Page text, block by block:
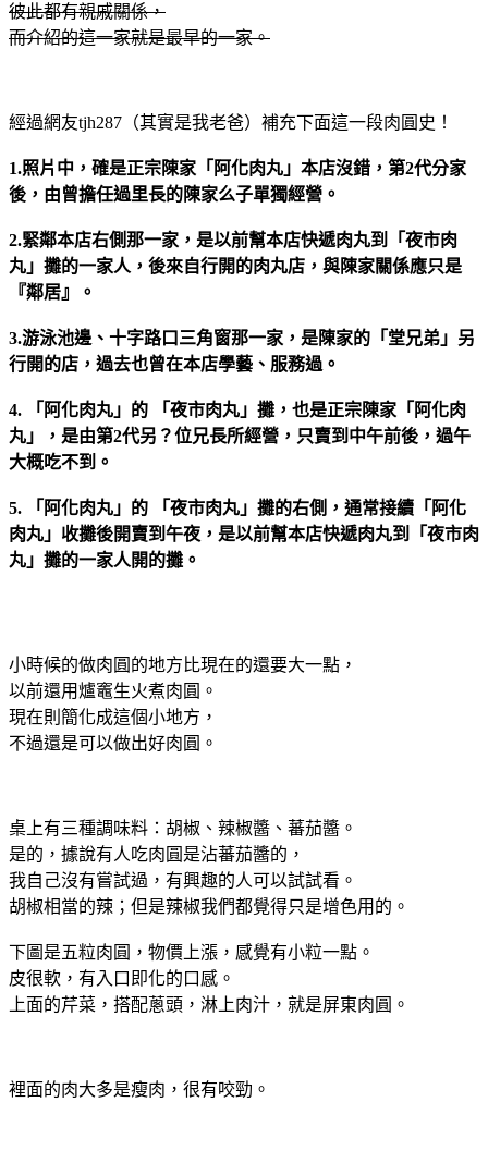
彼此都有親戚關係，
而介紹的這一家就是最早的一家。
經過網友tjh287（其實是我老爸）補充下面這一段肉圓史！
1.照片中，確是正宗陳家「阿化肉丸」本店沒錯，第2代分家
後，由曾擔任過里長的陳家么子單獨經營。
2.緊鄰本店右側那一家，是以前幫本店快遞肉丸到「夜市肉
丸」攤的一家人，後來自行開的肉丸店，與陳家關係應只是
『鄰居』。
3.游泳池邊、十字路口三角窗那一家，是陳家的「堂兄弟」另
行開的店，過去也曾在本店學藝、服務過。
4. 「阿化肉丸」的 「夜市肉丸」攤，也是正宗陳家「阿化肉
丸」，是由第2代另？位兄長所經營，只賣到中午前後，過午
大概吃不到。
5. 「阿化肉丸」的 「夜市肉丸」攤的右側，通常接續「阿化
肉丸」收攤後開賣到午夜，是以前幫本店快遞肉丸到「夜市肉
丸」攤的一家人開的攤。
小時候的做肉圓的地方比現在的還要大一點，
以前還用爐竈生火煮肉圓。
現在則簡化成這個小地方，
不過還是可以做出好肉圓。
桌上有三種調味料：胡椒、辣椒醬、蕃茄醬。
是的，據說有人吃肉圓是沾蕃茄醬的，
我自己沒有嘗試過，有興趣的人可以試試看。
胡椒相當的辣；但是辣椒我們都覺得只是增色用的。
下圖是五粒肉圓，物價上漲，感覺有小粒一點。
皮很軟，有入口即化的口感。
上面的芹菜，搭配蔥頭，淋上肉汁，就是屏東肉圓。
裡面的肉大多是瘦肉，很有咬勁。